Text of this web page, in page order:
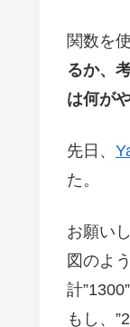
関数を
るか、
は何が
先日、
た。
お願い
図のよ
計
もし、